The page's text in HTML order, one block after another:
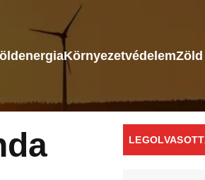
KörnyezetvédelemZöld